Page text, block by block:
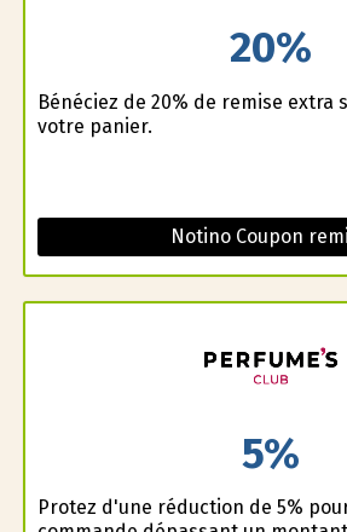
20%
Bénéficiez de 20% de remise
votre panier.
Notino Coupon
5%
Profitez d'une réduction de 5%